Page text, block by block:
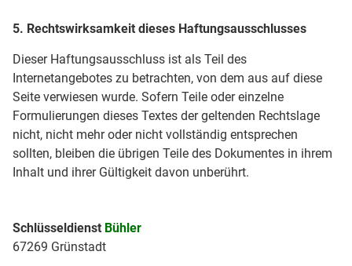
5. Rechtswirksamkeit dieses Haftungsausschlusses
Dieser Haftungsausschluss ist als Teil des
Internetangebotes zu betrachten, von dem aus auf diese
Seite verwiesen wurde. Sofern Teile oder einzelne
Formulierungen dieses Textes der geltenden Rechtslage
nicht, nicht mehr oder nicht vollständig entsprechen
sollten, bleiben die übrigen Teile des Dokumentes in ihrem
Inhalt und ihrer Gültigkeit davon unberührt.
Schlüsseldienst Bühler
67269 Grünstadt